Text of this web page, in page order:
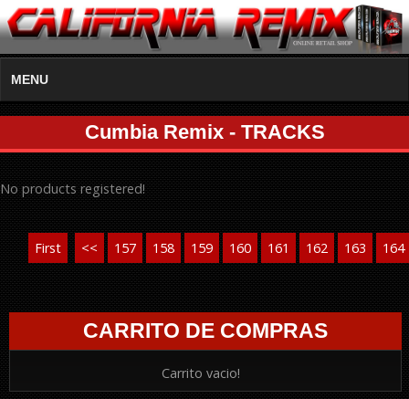
MENU
Cumbia Remix - TRACKS
No products registered!
First << 157 158 159 160 161 162 163 164
CARRITO DE COMPRAS
Carrito vacio!